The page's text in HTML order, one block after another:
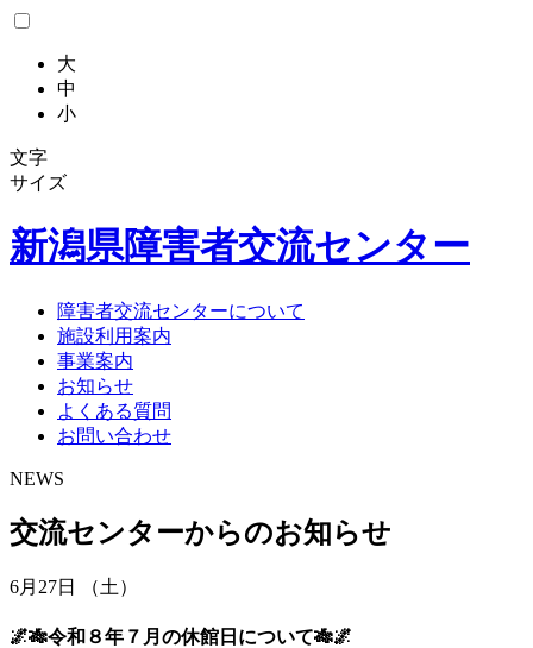
大
中
小
文字
サイズ
新潟県障害者交流センター
障害者交流センターについて
施設利用案内
事業案内
お知らせ
よくある質問
お問い合わせ
NEWS
交流センターからのお知らせ
6月27日 （土）
🌌🎋令和８年７月の休館日について🎋🌌